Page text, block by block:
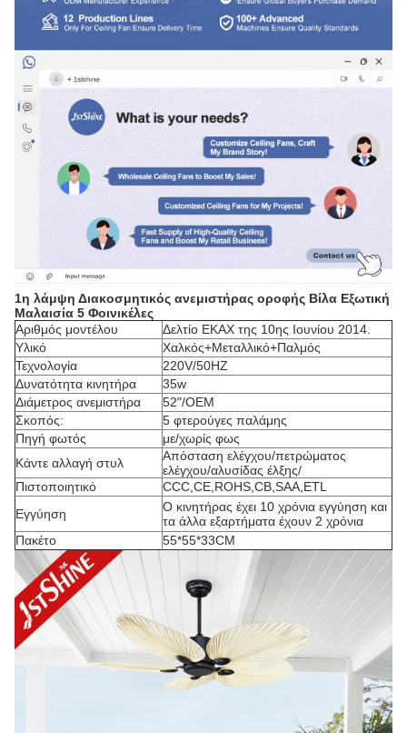
1η λάμψη Διακοσμητικός ανεμιστήρας οροφής Βίλα Εξωτική
Μαλαισία 5 Φοινικέλες
Αριθμός μοντέλου
Δελτίο ΕΚΑΧ της 10ης Ιουνίου 2014.
Υλικό
Χαλκός+Μεταλλικό+Παλμός
Τεχνολογία
220V/50HZ
Δυνατότητα κινητήρα
35w
Διάμετρος ανεμιστήρα
52"/OEM
Σκοπός:
5 φτερούγες παλάμης
Πηγή φωτός
με/χωρίς φως
Κάντε αλλαγή στυλ
Απόσταση ελέγχου/πετρώματος
ελέγχου/αλυσίδας έλξης/
Πιστοποιητικό
CCC,CE,ROHS,CB,SAA,ETL
Εγγύηση
Ο κινητήρας έχει 10 χρόνια εγγύηση και
τα άλλα εξαρτήματα έχουν 2 χρόνια
Πακέτο
55*55*33CM